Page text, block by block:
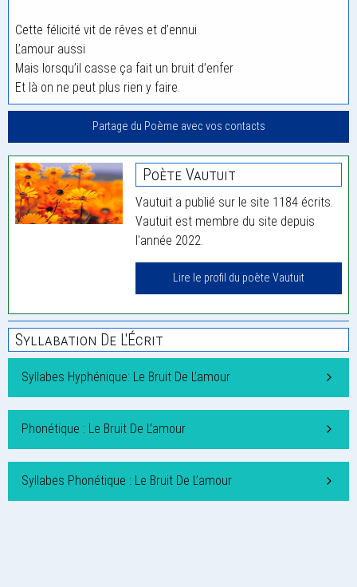
Cette félicité vit de rêves et d’ennui
L’amour aussi
Mais lorsqu’il casse ça fait un bruit d’enfer
Et là on ne peut plus rien y faire.
Partage du Poème avec vos contacts
Poète Vautuit
Vautuit a publié sur le site 1184 écrits.
Vautuit est membre du site depuis
l'année 2022.
Lire le profil du poète Vautuit
Syllabation De L'Écrit
Syllabes Hyphénique: Le Bruit De L’amour
Phonétique : Le Bruit De L’amour
Syllabes Phonétique : Le Bruit De L’amour